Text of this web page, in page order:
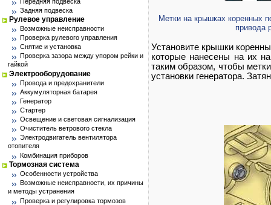
Задняя подвеска
Рулевое управление
Возможные неисправности
Проверка рулевого управления
Снятие и установка
Проверка зазора между упором рейки и
гайкой
Электрооборудование
Провода и предохранители
Аккумуляторная батарея
Генератор
Стартер
Освещение и световая сигнализация
Очиститель ветрового стекла
Электродвигатель вентилятора
отопителя
Комбинация приборов
Тормозная система
Особенности устройства
Возможные неисправности, их причины
и методы устранения
Проверка и регулировка тормозов
Метки на крышках коренных
привода
Установите крышки
которые нанесены на их
таким образом, чтобы
установки генератора.